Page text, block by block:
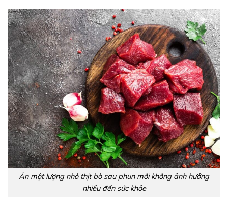
Ăn một lượng nhỏ thịt bò sau phun môi không ảnh hưởng
nhiều đến sức khỏe